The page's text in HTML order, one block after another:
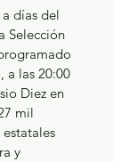
días del
Selección
a las 20:00
Diez en
mil
y